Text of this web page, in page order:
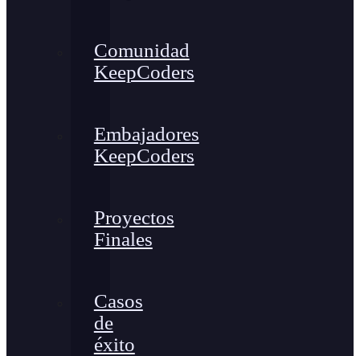
Comunidad
KeepCoders
Embajadores
KeepCoders
Proyectos
Finales
Casos
de
éxito